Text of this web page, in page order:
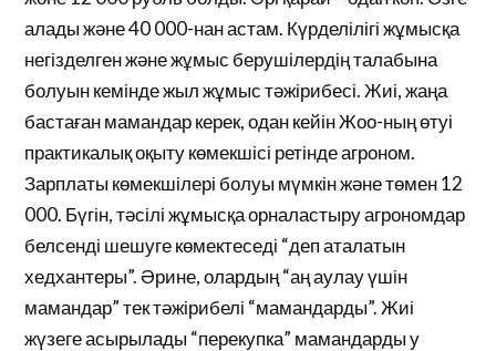
алады және 40 000-нан астам. Күрделілігі жұмысқа
негізделген және жұмыс берушілердің талабына
болуын кемінде жыл жұмыс тәжірибесі. Жиі, жаңа
бастаған мамандар керек, одан кейін Жоо-ның өтуі
практикалық оқыту көмекшісі ретінде агроном.
Зарплаты көмекшілері болуы мүмкін және төмен 12
000. Бүгін, тәсілі жұмысқа орналастыру агрономдар
белсенді шешуге көмектеседі “деп аталатын
хедхантеры”. Әрине, олардың “аң аулау үшін
мамандар” тек тәжірибелі “мамандарды”. Жиі
жүзеге асырылады “перекупка” мамандарды у